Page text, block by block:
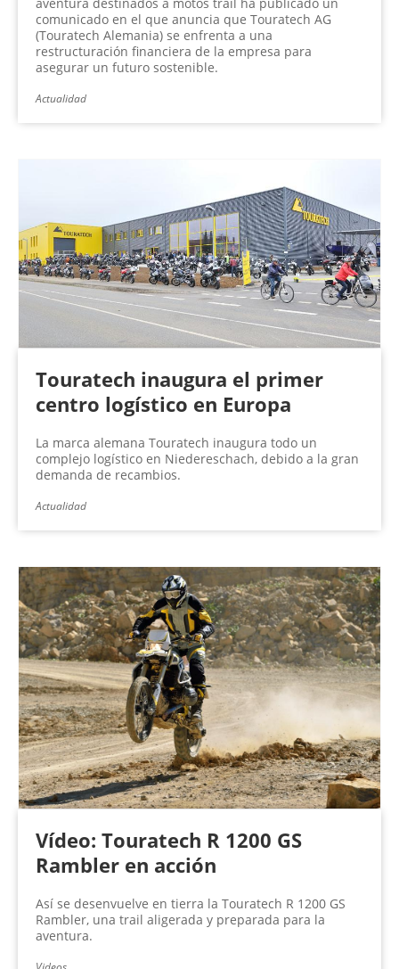
comunicado en el que anuncia que Touratech AG
(Touratech Alemania) se enfrenta a una
restructuración financiera de la empresa para
asegurar un futuro sostenible.
Actualidad
Touratech inaugura el primer
centro logístico en Europa
La marca alemana Touratech inaugura todo un
complejo logístico en Niedereschach, debido a la gran
demanda de recambios.
Actualidad
Vídeo: Touratech R 1200 GS
Rambler en acción
Así se desenvuelve en tierra la Touratech R 1200 GS
Rambler, una trail aligerada y preparada para la
aventura.